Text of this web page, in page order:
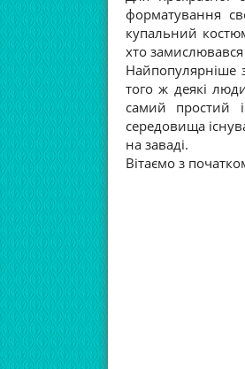
форматування
купальний
хто
Найпопулярніше
того ж деякі
самий простий
середовища
на заваді.
Вітаємо з